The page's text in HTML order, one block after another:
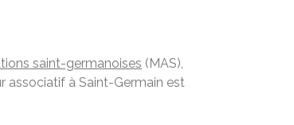
saint-germanoises (MAS),
associatif à Saint-Germain est